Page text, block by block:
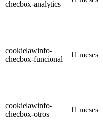
checbox-analytics
cookielawinfo-
checbox-funcional
11 meses
cookielawinfo-
checbox-otros
11 meses